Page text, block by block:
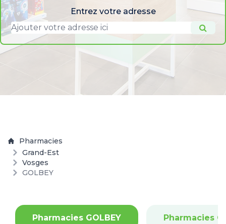
Entrez votre adresse
Pharmacies
Grand-Est
Vosges
GOLBEY
Pharmacies GOLBEY Pharmacies